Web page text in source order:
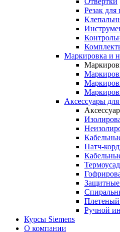
Резак
Маркировка и
Аксессуары для
Патч-
Ручной
Курсы Siemens
О компании